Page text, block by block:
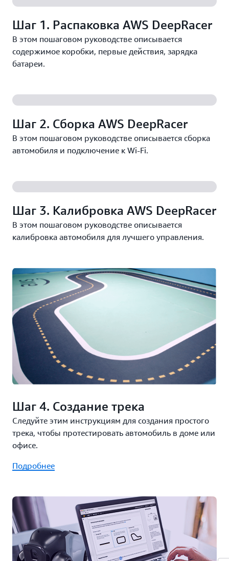
Шаг 1. Распаковка AWS DeepRacer
В этом пошаговом руководстве описывается
содержимое коробки, первые действия, зарядка
батареи.
Шаг 2. Сборка AWS DeepRacer
В этом пошаговом руководстве описывается сборка
автомобиля и подключение к Wi-Fi.
Шаг 3. Калибровка AWS DeepRacer
В этом пошаговом руководстве описывается
калибровка автомобиля для лучшего управления.
Шаг 4. Создание трека
Следуйте этим инструкциям для создания простого
трека, чтобы протестировать автомобиль в доме или
офисе.
Подробнее